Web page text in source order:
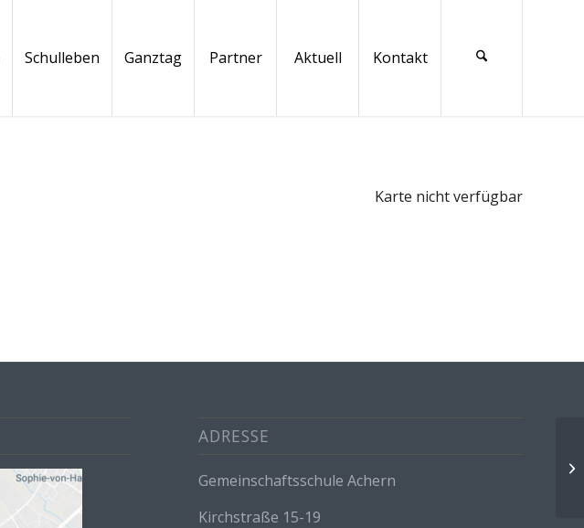
Schulleben Ganztag Partner Aktuell Kontakt
Karte nicht verfügbar
ADRESSE
Gemeinschaftsschule Achern
Kirchstraße 15-19